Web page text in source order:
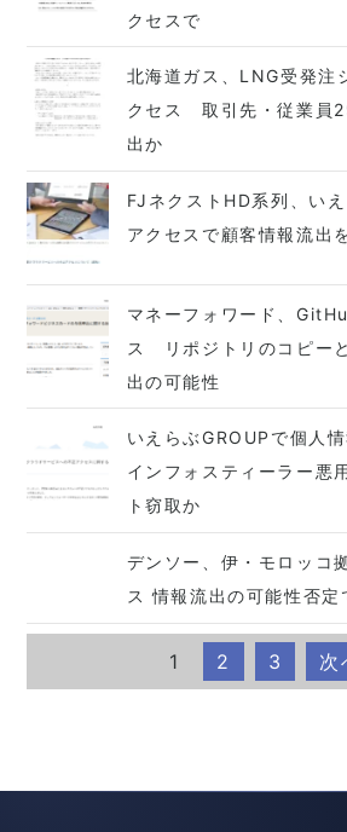
クセスで
北海道ガス、LNG受発注
クセス 取引先・従業員
出か
FJネクストHD系列、い
アクセスで顧客情報流出
マネーフォワード、
ス リポジトリのコピー
出の可能性
いえらぶGROUPで個人
インフォスティーラー悪
ト窃取か
デンソー、伊・モロッコ
ス 情報流出の可能性否定
1 2 3 次